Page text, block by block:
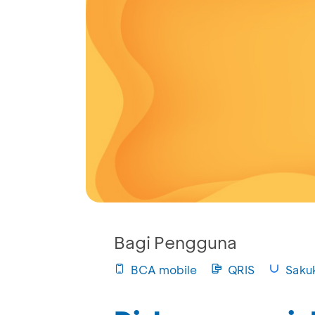
Bagi Pengguna
BCA mobile QRIS